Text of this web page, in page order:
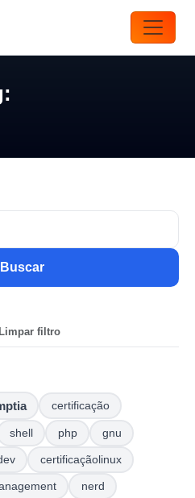
Buscar
Limpar filtro
certificação
shell php gnu
certificaçãolinux
nerd